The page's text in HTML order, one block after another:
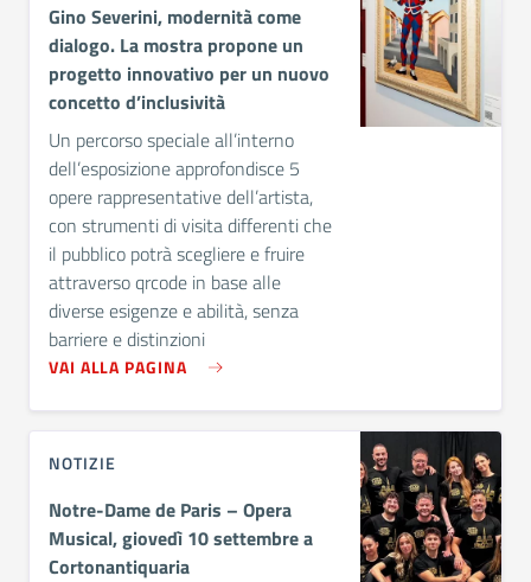
Gino Severini, modernità come
dialogo. La mostra propone un
progetto innovativo per un nuovo
concetto d’inclusività
Un percorso speciale all’interno
dell’esposizione approfondisce 5
opere rappresentative dell’artista,
con strumenti di visita differenti che
il pubblico potrà scegliere e fruire
attraverso qrcode in base alle
diverse esigenze e abilità, senza
barriere e distinzioni
VAI ALLA PAGINA
NOTIZIE
Notre-Dame de Paris – Opera
Musical, giovedì 10 settembre a
Cortonantiquaria